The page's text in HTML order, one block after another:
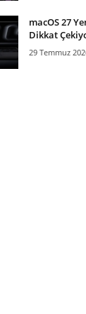
macOS 27
Dikkat
29 Temmuz